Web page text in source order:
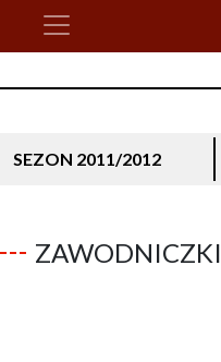
SEZON 2011/2012
ZAWODNICZKI